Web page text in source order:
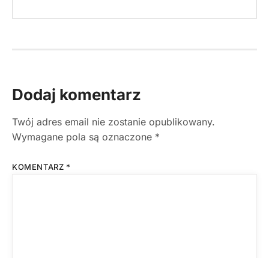
Dodaj komentarz
Twój adres email nie zostanie opublikowany.
Wymagane pola są oznaczone *
KOMENTARZ *